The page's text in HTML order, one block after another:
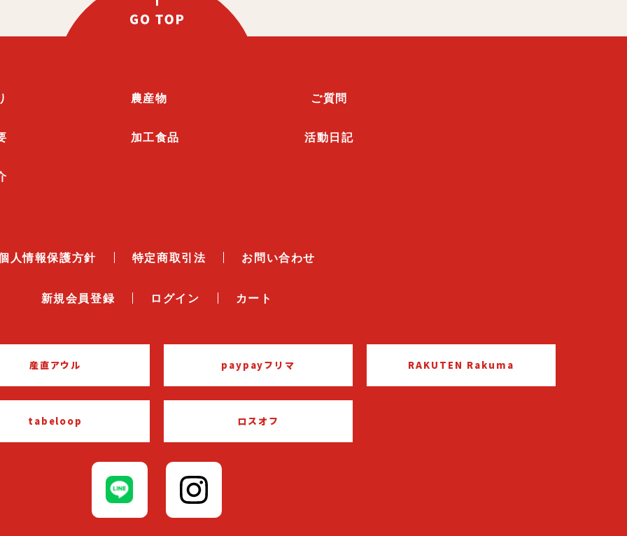
農産物
加工食品
ご質問
活動日記
人情報保護方針 特定商取引法 お問い合わせ
新規会員登録 ログイン カート
産直アウル paypayフリマ RAKUTEN Rakuma
tabeloop ロスオフ